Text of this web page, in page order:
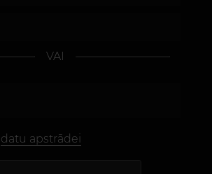
VAI
datu apstrādei